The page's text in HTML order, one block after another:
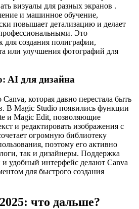
визуалы для разных экранов .
и машинное обучение,
повышает детализацию и делает
Это
создания полиграфии,
или улучшения фотографий для
AI для дизайна
которая давно перестала быть
В Magic Studio появились функции
и Magic Edit, позволяющие
и редактировать изображения с
огромную библиотеку
поэтому его активно
так и дизайнеры. Поддержка
и удобный интерфейс делают Canva
для быстрого создания
что дальше?